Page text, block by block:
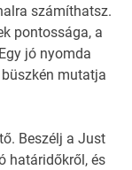
számíthatsz.
pontossága, a
jó nyomda
mutatja
Beszélj a Just
határidőkről, és